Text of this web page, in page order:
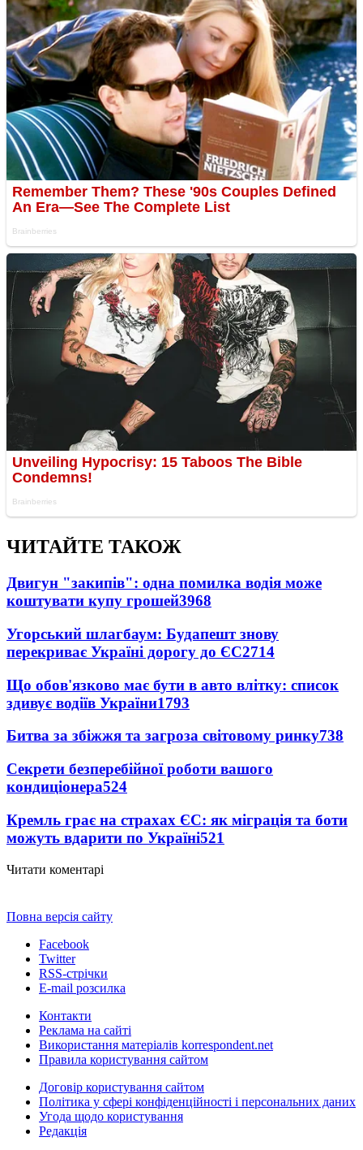
ЧИТАЙТЕ ТАКОЖ
Двигун "закипів": одна помилка водія може
коштувати купу грошей3968
Угорський шлагбаум: Будапешт знову
перекриває Україні дорогу до ЄС2714
Що обов'язково має бути в авто влітку: список
здивує водіїв України1793
Битва за збіжжя та загроза світовому ринку738
Секрети безперебійної роботи вашого
кондиціонера524
Кремль грає на страхах ЄС: як міграція та боти
можуть вдарити по Україні521
Читати коментарі
Повна версія сайту
Facebook
Twitter
RSS-стрічки
E-mail розсилка
Контакти
Реклама на сайті
Використання матеріалів korrespondent.net
Правила користування сайтом
Договір користування сайтом
Політика у сфері конфіденційності і персональних даних
Угода щодо користування
Редакція